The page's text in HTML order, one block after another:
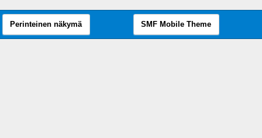
Perinteinen näkymä SMF Mobile Theme